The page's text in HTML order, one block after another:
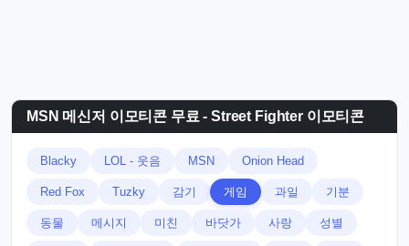
MSN 메신저 이모티콘 무료 - Street Fighter 이모티콘
Blacky LOL - 웃음 MSN Onion Head
Red Fox Tuzky 감기 게임 과일 기분
동물 메시지 미친 바닷가 사랑 성별